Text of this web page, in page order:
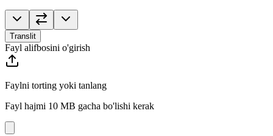
Translit
Fayl alifbosini o'girish
Faylni torting yoki tanlang
Fayl hajmi 10 MB gacha bo'lishi kerak